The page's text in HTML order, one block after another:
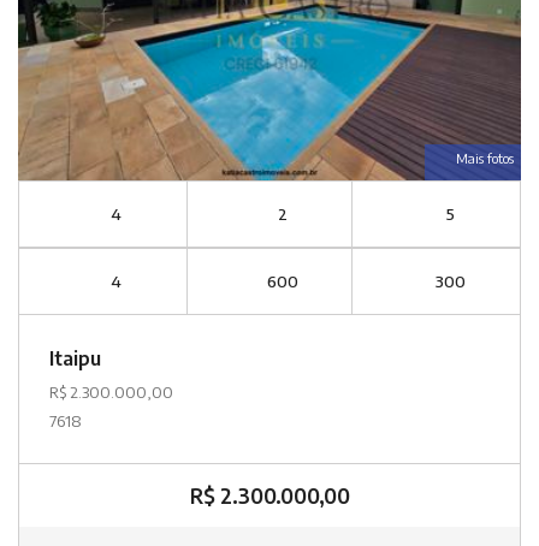
Mais fotos
4 2 5
4 600 300
Itaipu
R$ 2.300.000,00
7618
R$ 2.300.000,00